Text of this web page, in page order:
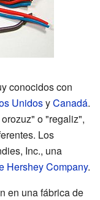
conocidos con
UnidosyCanadá.
o "regaliz",
Los
Inc., una
Hershey Company.
en una fábrica de